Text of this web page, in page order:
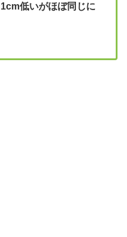
低いがほぼ同じに